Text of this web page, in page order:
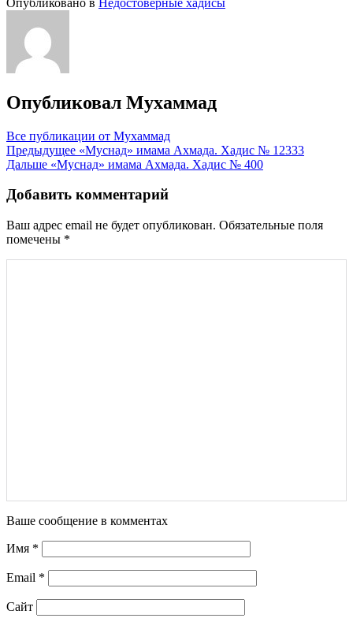
Опубликовал Мухаммад
Все публикации от Мухаммад
Навигация
по
записям
Предыдущее «Муснад» имама Ахмада. Хадис № 12333
Дальше «Муснад» имама Ахмада. Хадис № 400
Добавить комментарий
Ваш адрес email не будет опубликован. Обязательные поля
помечены *
Ваше сообщение в комментах
Имя *
Email *
Сайт